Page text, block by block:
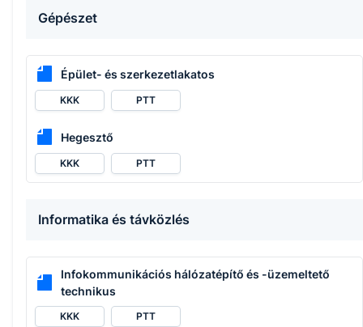
Gépészet
Épület- és szerkezetlakatos
KKK PTT
Hegesztő
KKK PTT
Informatika és távközlés
Infokommunikációs hálózatépítő és -üzemeltető
technikus
KKK PTT